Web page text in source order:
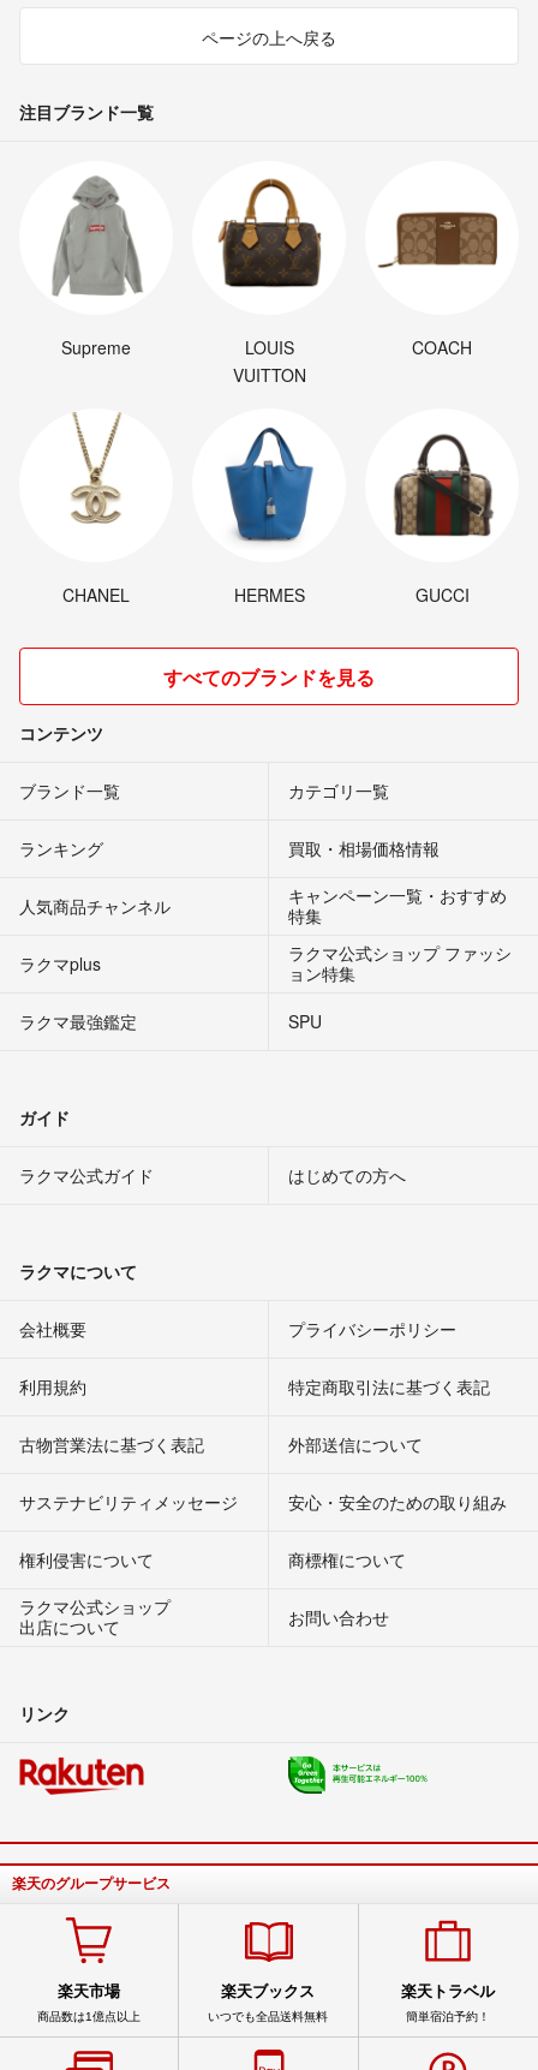
ページの上へ戻る
注目ブランド一覧
Supreme
LOUIS
VUITTON
COACH
CHANEL HERMES GUCCI
すべてのブランドを見る
コンテンツ
ブランド一覧 カテゴリ一覧
ランキング 買取・相場価格情報
人気商品チャンネル
キャンペーン一覧・おすすめ
特集
ラクマplus
ラクマ公式ショップ ファッシ
ョン特集
ラクマ最強鑑定
SPU
ガイド
ラクマ公式ガイド はじめての方へ
ラクマについて
会社概要 プライバシーポリシー
利用規約 特定商取引法に基づく表記
古物営業法に基づく表記 外部送信について
サステナビリティメッセージ 安心・安全のための取り組み
権利侵害について
商標権について
ラクマ公式ショップ
出店について
お問い合わせ
リンク
楽天のグループサービス
楽天市場
商品数は1億点以上
楽天ブックス
いつでも全品送料無料
楽天トラベル
簡単宿泊予約！